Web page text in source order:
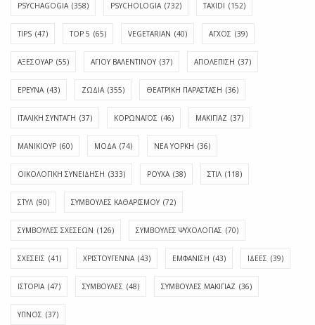
PSYCHAGOGIA (358) PSYCHOLOGIA (732) TAXIDI (152)
TIPS (47) TOP 5 (65) VEGETARIAN (40) ΑΓΧΟΣ (39)
ΑΞΕΣΟΥΑΡ (55) ΑΓΊΟΥ ΒΑΛΕΝΤΊΝΟΥ (37) ΑΠΟΛΈΠΙΣΗ (37)
ΕΡΕΥΝΑ (43) ΖΩΔΙΑ (355) ΘΕΑΤΡΙΚΗ ΠΑΡΑΣΤΑΣΗ (36)
ΙΤΑΛΙΚΗ ΣΥΝΤΑΓΗ (37) ΚΟΡΩΝΑΪΟΣ (46) ΜΑΚΙΓΙΑΖ (37)
ΜΑΝΙΚΙΟΥΡ (60) ΜΟΔΑ (74) ΝΕΑ ΥΟΡΚΗ (36)
ΟΙΚΟΛΟΓΙΚΗ ΣΥΝΕΙΔΗΣΗ (333) ΡΟΥΧΑ (38) ΣΤΙΛ (118)
ΣΤΥΛ (90) ΣΥΜΒΟΥΛΕΣ ΚΑΘΑΡΙΣΜΟΥ (72)
ΣΥΜΒΟΥΛΕΣ ΣΧΕΣΕΩΝ (126) ΣΥΜΒΟΥΛΕΣ ΨΥΧΟΛΟΓΙΑΣ (70)
ΣΧΕΣΕΙΣ (41) ΧΡΙΣΤΟΥΓΕΝΝΑ (43) ΕΜΦΆΝΙΣΗ (43) ΙΔΈΕΣ (39)
ΙΣΤΟΡΊΑ (47) ΣΥΜΒΟΥΛΈΣ (48) ΣΥΜΒΟΥΛΈΣ ΜΑΚΙΓΙΆΖ (36)
ΎΠΝΟΣ (37)